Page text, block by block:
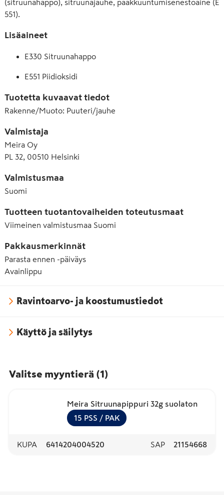
(sitruunahappo), sitruunajauhe, paakkuuntumisenestoaine (E
551).
Lisäaineet
E330 Sitruunahappo
E551 Piidioksidi
Tuotetta kuvaavat tiedot
Rakenne/Muoto: Puuteri/jauhe
Valmistaja
Meira Oy
PL 32, 00510 Helsinki
Valmistusmaa
Suomi
Tuotteen tuotantovaiheiden toteutusmaat
Viimeinen valmistusmaa Suomi
Pakkausmerkinnät
Parasta ennen -päiväys
Avainlippu
Ravintoarvo- ja koostumustiedot
Käyttö ja säilytys
Valitse myyntierä (1)
Meira Sitruunapippuri 32g suolaton
15 PSS / PAK
KUPA 6414204004520 SAP 21154668